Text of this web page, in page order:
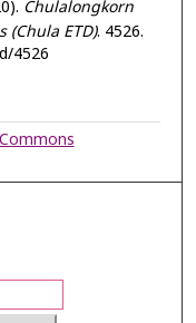
Chulalongkorn
(Chula ETD). 4526.
4526